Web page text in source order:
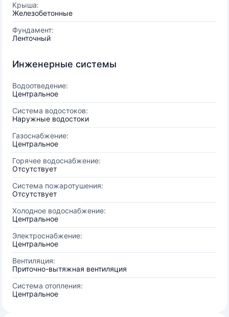
Крыша:
Железобетонные
Фундамент:
Ленточный
Инженерные системы
Водоотведение:
Центральное
Система водостоков:
Наружные водостоки
Газоснабжение:
Центральное
Горячее водоснабжение:
Отсутствует
Система пожаротушения:
Отсутствует
Холодное водоснабжение:
Центральное
Электроснабжение:
Центральное
Вентиляция:
Приточно-вытяжная вентиляция
Система отопления:
Центральное